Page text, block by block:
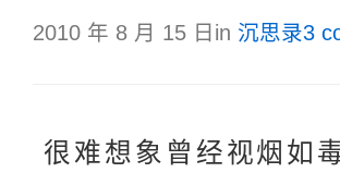
2010 年 8 月 15 日 in 沉思录3
很难想象曾经视烟如